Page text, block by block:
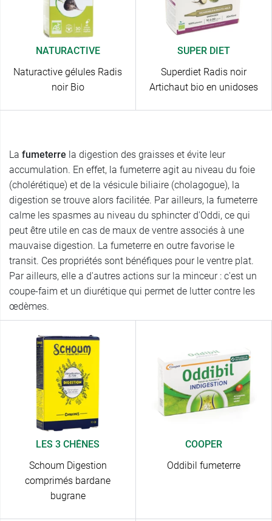
NATURACTIVE
Naturactive gélules Radis
noir Bio
SUPER DIET
Superdiet Radis noir
Artichaut bio en unidoses
La ​​fumeterre la digestion des graisses et évite leur
accumulation. En effet, la fumeterre agit au niveau du foie
(cholérétique) et de la vésicule biliaire (cholagogue), la
digestion se trouve alors facilitée. Par ailleurs, la fumeterre
calme les spasmes au niveau du sphincter d'Oddi, ce qui
peut être utile en cas de maux de ventre associés à une
mauvaise digestion. La fumeterre en outre favorise le
transit. Ces propriétés sont bénéfiques pour le ventre plat.
Par ailleurs, elle a d'autres actions sur la minceur : c'est un
coupe-faim et un diurétique qui permet de lutter contre les
œdèmes.
LES 3 CHÊNES
Schoum Digestion
comprimés bardane
bugrane
COOPER
Oddibil fumeterre